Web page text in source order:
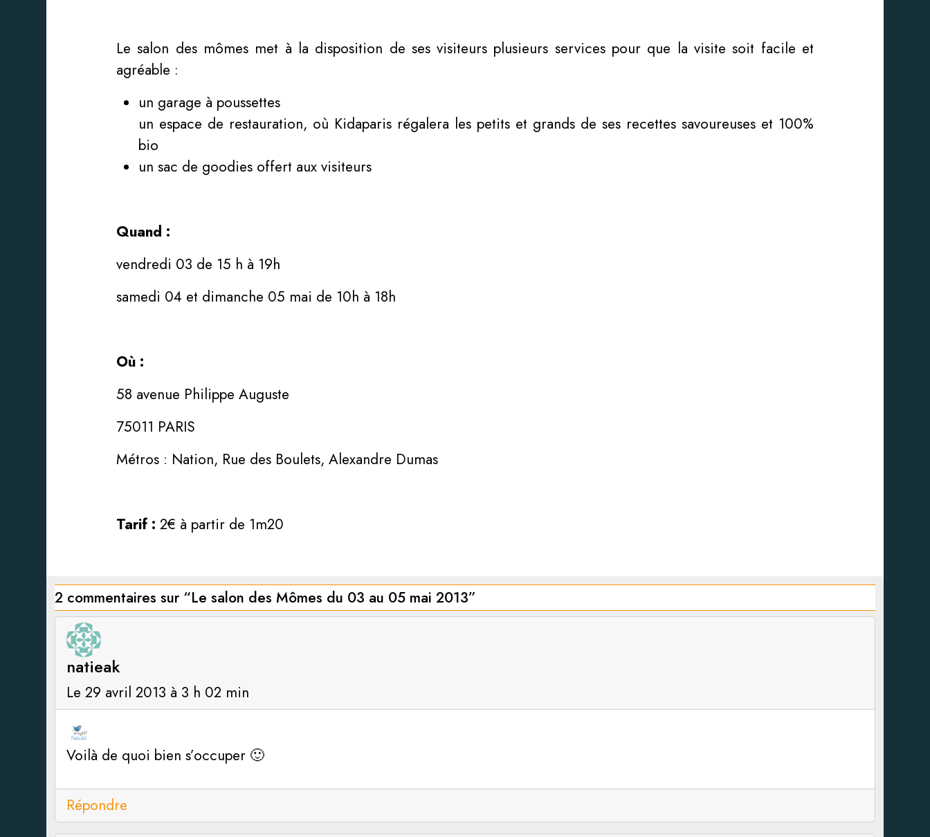
Le salon des mômes met à la disposition de ses visiteurs plusieurs services pour que la visite soit facile et
agréable :
un garage à poussettes
un espace de restauration, où Kidaparis régalera les petits et grands de ses recettes savoureuses et 100%
bio
un sac de goodies offert aux visiteurs
Quand :
vendredi 03 de 15 h à 19h
samedi 04 et dimanche 05 mai de 10h à 18h
Où :
58 avenue Philippe Auguste
75011 PARIS
Métros : Nation, Rue des Boulets, Alexandre Dumas
Tarif : 2€ à partir de 1m20
2 commentaires sur “Le salon des Mômes du 03 au 05 mai 2013”
natieak
Le 29 avril 2013 à 3 h 02 min
Voilà de quoi bien s’occuper 🙂
Répondre